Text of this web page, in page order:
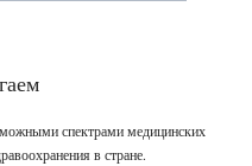
спектрами медицинских
в стране.